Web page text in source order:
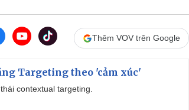
Thêm VOV trên Google
Targeting theo 'cảm xúc'
contextual targeting.